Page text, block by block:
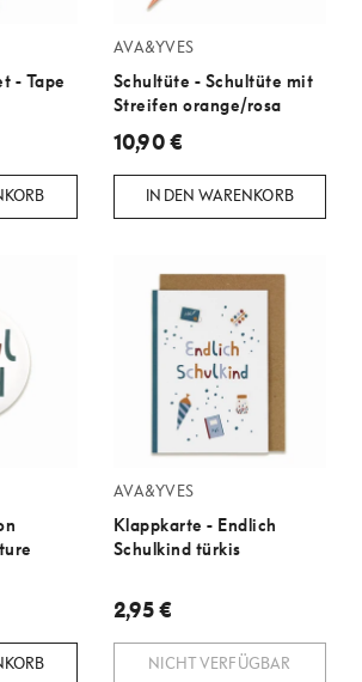
- Tape
AVA&YVES
Schultüte - Schultüte mit
Streifen orange/rosa
10,90 €
IN DEN WARENKORB
AVA&YVES
Klappkarte - Endlich
Schulkind türkis
2,95 €
NICHT VERFÜGBAR